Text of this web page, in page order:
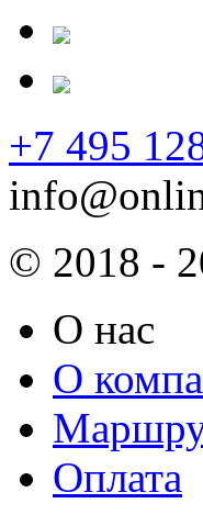
+7 495
© 2018 -
О нас
О
Оплата